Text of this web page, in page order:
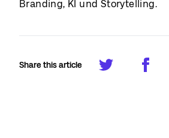
Branding, KI und Storytelling.
Share this article